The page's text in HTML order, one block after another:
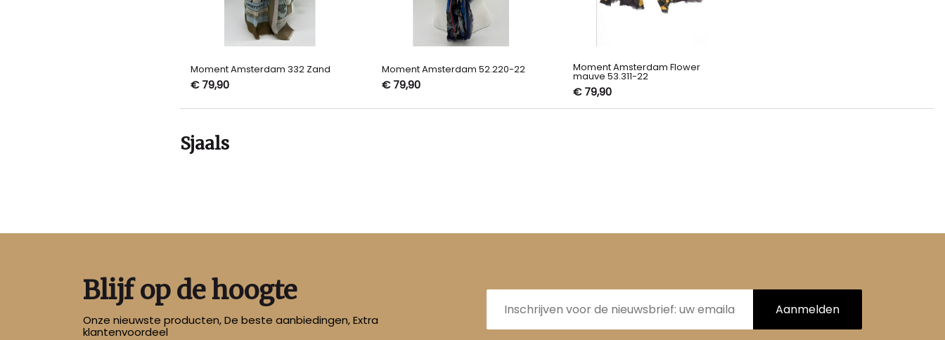
Moment Amsterdam 332 Zand
€ 79,90
Moment Amsterdam 52.220-22
€ 79,90
Moment Amsterdam Flower
mauve 53.311-22
€ 79,90
Sjaals
Blijf op de hoogte
Onze nieuwste producten, De beste aanbiedingen, Extra
klantenvoordeel
E-
mailadres Aanmelden